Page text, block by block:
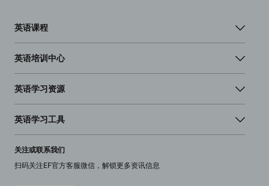
英语课程
英语培训中心
英语学习资源
英语学习工具
关注或联系我们
扫码关注EF官方客服微信，解锁更多资讯信息